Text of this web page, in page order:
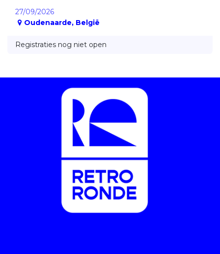
27/09/2026
Oudenaarde, België
Registraties nog niet open